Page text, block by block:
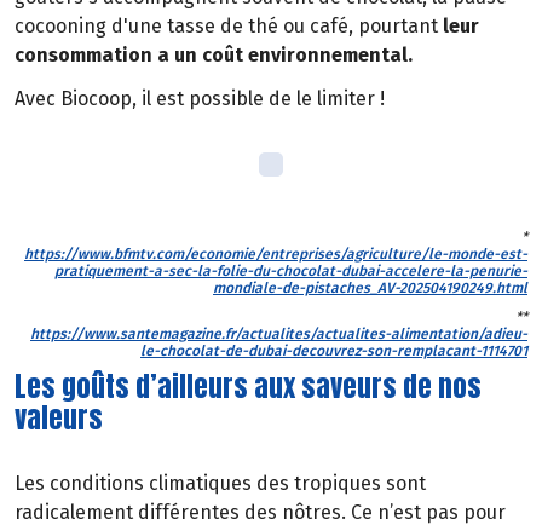
cocooning d'une tasse de thé ou café, pourtant leur
consommation a un coût environnemental.
Avec Biocoop, il est possible de le limiter !
*
https://www.bfmtv.com/economie/entreprises/agriculture/le-monde-est-
pratiquement-a-sec-la-folie-du-chocolat-dubai-accelere-la-penurie-
mondiale-de-pistaches_AV-202504190249.html
**
https://www.santemagazine.fr/actualites/actualites-alimentation/adieu-
le-chocolat-de-dubai-decouvrez-son-remplacant-1114701
Les goûts d’ailleurs aux saveurs de nos
valeurs
Les conditions climatiques des tropiques sont
radicalement différentes des nôtres. Ce n’est pas pour